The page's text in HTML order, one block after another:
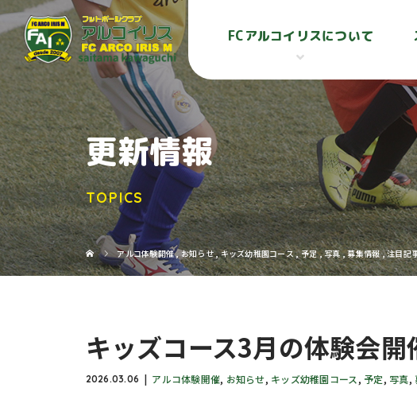
FCアルコイリスについて
更新情報
TOPICS
アルコ体験開催,お知らせ,キッズ幼稚園コース,予定,写真,募集情報,注目記
キッズコース3月の体験会開
2026.03.06 アルコ体験開催, お知らせ, キッズ幼稚園コース , 予定, 写真,